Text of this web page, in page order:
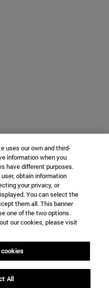
uses our own and third-
information when you
have different purposes.
obtain information
your privacy, or
You can select the
them all. This banner
one of the two options.
our cookies, please visit
cookies
All